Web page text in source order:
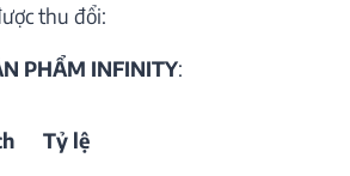
thu đổi:
PHẨM INFINITY:
Tỷ lệ